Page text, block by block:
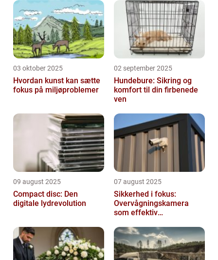
03 oktober 2025
Hvordan kunst kan sætte
fokus på miljøproblemer
02 september 2025
Hundebure: Sikring og
komfort til din firbenede
ven
09 august 2025
Compact disc: Den
digitale lydrevolution
07 august 2025
Sikkerhed i fokus:
Overvågningskamera
som effektiv